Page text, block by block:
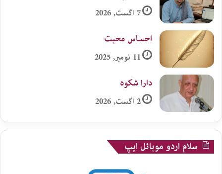
7 اگست, 2026
احساس محبت
11 نومبر, 2025
دارا شکوہ
2 اگست, 2026
سلام اردو موبائل ایپ